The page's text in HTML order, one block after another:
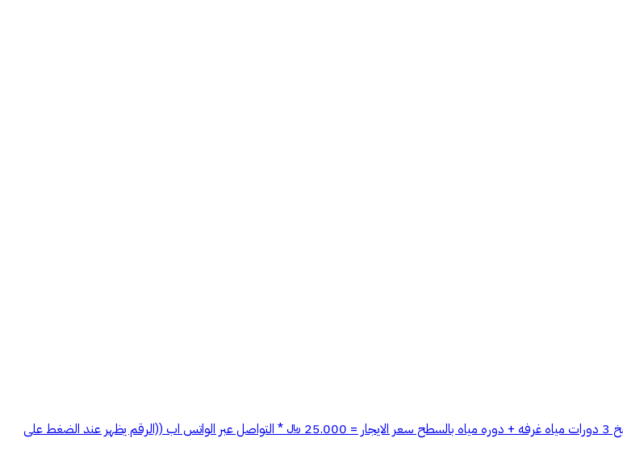
دور علوي للايجار في حي سلطانه رقم العرض : 360 مكون من : غرفتين مجلس صاله مقلط مطبخ 3 دورات مياه غرفه + دوره مياه بالسطح سعر الايجار = 25.000 ﷼ * التواصل عبر الواتس اب ((الرقم يظهر عند الضغط على